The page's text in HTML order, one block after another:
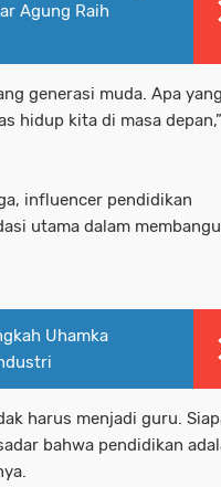
Agung Raih
generasi muda. Apa yang
hidup kita di masa depan,”
influencer pendidikan
utama dalam
Uhamka
harus menjadi guru.
bahwa pendidikan